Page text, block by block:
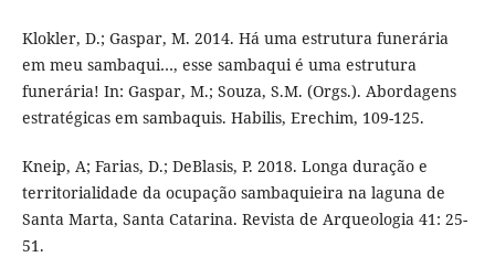
Klokler, D.; Gaspar, M. 2014. Há uma estrutura funerária
em meu sambaqui…, esse sambaqui é uma estrutura
funerária! In: Gaspar, M.; Souza, S.M. (Orgs.). Abordagens
estratégicas em sambaquis. Habilis, Erechim, 109-125.
Kneip, A; Farias, D.; DeBlasis, P. 2018. Longa duração e
territorialidade da ocupação sambaquieira na laguna de
Santa Marta, Santa Catarina. Revista de Arqueologia 41: 25-
51.